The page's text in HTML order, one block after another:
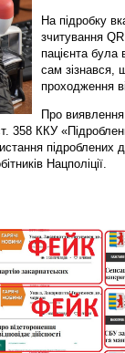
На підробку
зчитування
пацієнта була
сам зізнався,
проходження
Про
358 ККУ
підроблених
Нацполіції.